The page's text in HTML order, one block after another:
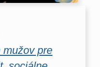
mužov pre